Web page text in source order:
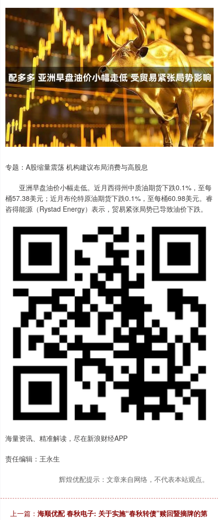
专题：A股缩量震荡 机构建议布局消费与高股息
亚洲早盘油价小幅走低。近月西得州中质油期货下跌0.1%，至每
桶57.38美元；近月布伦特原油期货下跌0.1%，至每桶60.98美元。睿
咨得能源（Rystad Energy）表示，贸易紧张局势已导致油价下跌。
海量资讯、精准解读，尽在新浪财经APP
责任编辑：王永生
辉煌优配提示：文章来自网络，不代表本站观点。
上一篇： 海顺优配 春秋电子: 关于实施“春秋转债”赎回暨摘牌的第